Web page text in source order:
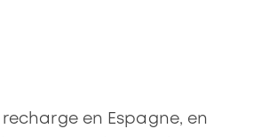
en Espagne, en